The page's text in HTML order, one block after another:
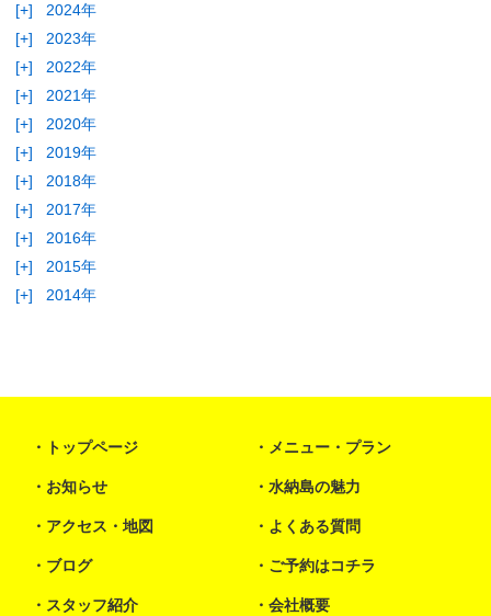
[+]
2024年
[+]
2023年
[+]
2022年
[+]
2021年
[+]
2020年
[+]
2019年
[+]
2018年
[+]
2017年
[+]
2016年
[+]
2015年
[+]
2014年
トップページ メニュー・プラン
お知らせ 水納島の魅力
アクセス・地図 よくある質問
ブログ ご予約はコチラ
スタッフ紹介 会社概要